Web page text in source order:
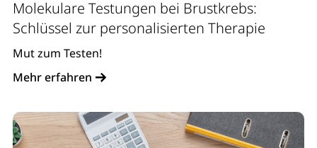
Molekulare Testungen bei Brustkrebs:
Schlüssel zur personalisierten Therapie
Mut zum Testen!
Mehr erfahren